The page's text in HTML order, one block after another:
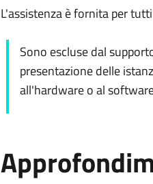
L'assistenza è fornita per
Sono escluse dal
presentazione delle
all'hardware o al